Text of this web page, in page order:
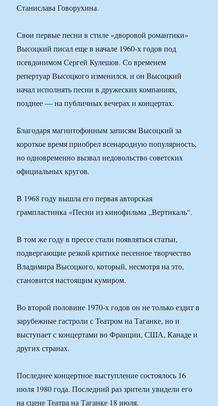
Станислава Говорухина.
Свои первые песни в стиле «дворовой романтики»
Высоцкий писал еще в начале 1960-х годов под
псевдонимом Сергей Кулешов. Со временем
репертуар Высоцкого изменился, и он Высоцкий
начал исполнять песни в дружеских компаниях,
позднее — на публичных вечерах и концертах.
Благодаря магнитофонным записям Высоцкий за
короткое время приобрел всенародную популярность,
но одновременно вызвал недовольство советских
официальных кругов.
В 1968 году вышла его первая авторская
грампластинка «Песни из кинофильма „Вертикаль“.
В том же году в прессе стали появляться статьи,
подвергающие резкой критике песенное творчество
Владимира Высоцкого, который, несмотря на это,
становится настоящим кумиром.
Во второй половине 1970-х годов он не только ездит в
зарубежные гастроли с Театром на Таганке, но и
выступает с концертами во Франции, США, Канаде и
других странах.
Последнее концертное выступление состоялось 16
июля 1980 года. Последний раз зрители увидели его
на сцене Театра на Таганке 18 июля.